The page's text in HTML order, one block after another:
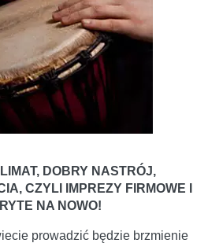
DOBRY NASTRÓJ,
CZYLI IMPREZY FIRMOWE I
NA NOWO!
prowadzić będzie brzmienie